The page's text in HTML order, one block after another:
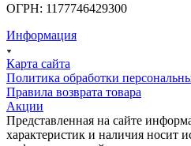
ОГРН: 1177746429300
Информация
Карта сайта
Политика обработки
Правила возврата товара
Акции
Представленная на сайте
характеристик и наличия носит